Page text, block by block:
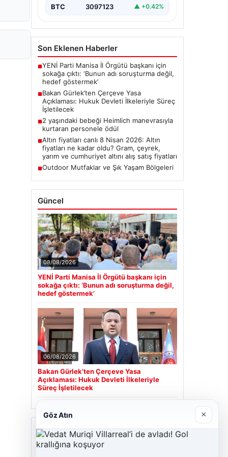
BTC 3097123 ▲ +0.42%
Son Eklenen Haberler
■YENİ Parti Manisa İl Örgütü başkanı için
sokağa çıktı: ‘Bunun adı soruşturma değil,
hedef göstermek’
■Bakan Gürlek’ten Çerçeve Yasa
Açıklaması: Hukuk Devleti İlkeleriyle Süreç
İşletilecek
■2 yaşındaki bebeği Heimlich manevrasıyla
kurtaran personele ödül
■Altın fiyatları canlı 8 Nisan 2026: Altın
fiyatları ne kadar oldu? Gram, çeyrek,
yarım ve cumhuriyet altını alış satış fiyatları
■Outdoor Mutfaklar ve Şık Yaşam Bölgeleri
Güncel
08/08/2026
YENİ Parti Manisa İl Örgütü başkanı için
sokağa çıktı: ‘Bunun adı soruşturma değil,
hedef göstermek’
06/08/2026
Bakan Gürlek’ten Çerçeve Yasa
Açıklaması: Hukuk Devleti İlkeleriyle
Süreç İşletilecek
Son Eklenen Firmalar
Hastaş Beton
Göz Atın ×